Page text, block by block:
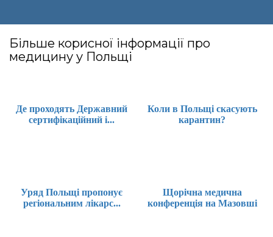
Більше корисної інформації про
медицину у Польщі
Де проходять Державний
сертифікаційний і...
Коли в Польщі скасують
карантин?
Уряд Польщі пропонує
регіональним лікарс...
Щорічна медична
конференція на Мазовші